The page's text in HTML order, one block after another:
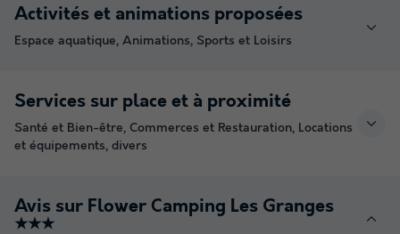
Activités et animations proposées
Espace aquatique, Animations, Sports et Loisirs
Services sur place et à proximité
Santé et Bien-être, Commerces et Restauration, Locations
et équipements, divers
Avis sur Flower Camping Les Granges
★★★